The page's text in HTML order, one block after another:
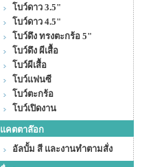
โบว์ดาว 3.5"
โบว์ดาว 4.5"
โบว์ดึง ทรงตะกร้อ 5"
โบว์ดึง ผีเสื้อ
โบว์ผีเสื้อ
โบว์แฟนซี
โบว์ตะกร้อ
โบว์เปิดงาน
แคตตาล๊อก
อัลบั้ม สี และงานทำตามสั่ง